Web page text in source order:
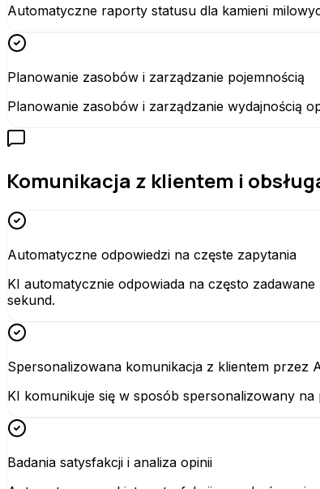
Automatyczne raporty statusu dla kamieni
Planowanie zasobów i zarządzanie pojemnością
Planowanie zasobów i zarządzanie wydajnością
Komunikacja z klientem i
Automatyczne odpowiedzi na częste zapytania
KI automatycznie odpowiada na często
sekund.
Spersonalizowana komunikacja z klientem przez
KI komunikuje się w sposób spersonalizowany
Badania satysfakcji i analiza opinii